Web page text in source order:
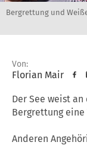
Bergrettung und
Von:
Florian Mair
Der See weist
Bergrettung
Anderen